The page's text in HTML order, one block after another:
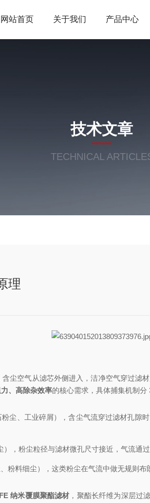
网站首页 关于我们 产品中心
技术文章
TECHNICAL
理
尘空气从滤芯外侧进入，洁净空气穿过滤
、高除杂效率的核心需求，具体捕集机制分
尘、工业碎屑），含尘气流穿过滤材孔
），粉尘粒径与滤材微孔尺寸接近，气流通
粉料细尘），这类粉尘在气流中做无规则
纳米覆膜聚酯滤材 ，聚酯长纤维为深层过